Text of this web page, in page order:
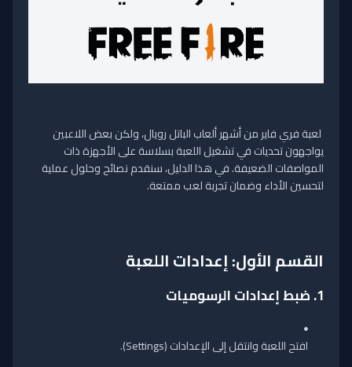
لعبة فري فاير من أشهر ألعاب الباتل رويال، ولكن بعض اللاعبين
يواجهون تحديات في تشغيل اللعبة بسلاسة على الأجهزة ذات
المواصفات الضعيفة. في هذا الدليل، سنقدم نصائح وحلول عملية
لتحسين الأداء وضمان تجربة لعب ممتعة.
القسم الأول: إعدادات اللعبة
1. ضبط إعدادات الرسوميات
افتح اللعبة وانتقل إلى الإعدادات (Settings).